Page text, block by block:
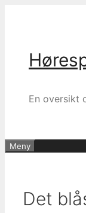
En oversikt
Meny
Det